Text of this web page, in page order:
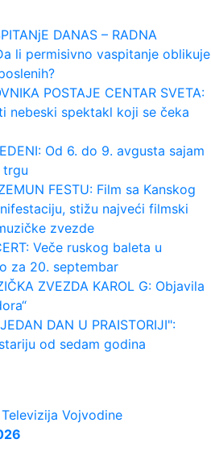
dan, 7. avgust
Damaska podignut
dve osobe poginul...
POSLE POTOPA U
stvar posebno ga je ra...
čega da se
VIDEO
"Hteli smo da
po krilu"
u serijskoj proizvodnji
Pikaso" VIDEO
nakon pobjede: Zaslužili
svaka...
DANAS – RADNA
li permisivno vaspitanje oblikuje
POSTAJE CENTAR SVETA:
nebeski spektakl koji se čeka
Od 6. do 9. avgusta sajam
trgu
FESTU: Film sa Kanskog
stižu najveći filmski
zvezde
Veče ruskog baleta u
za 20. septembar
ZVEZDA KAROL G: Objavila
DAN U PRAISTORIJI":
od sedam godina
Vojvodine